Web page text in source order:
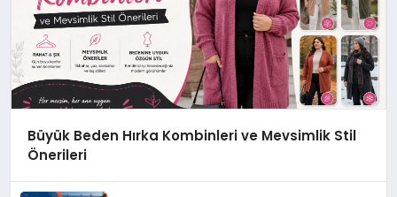
Büyük Beden Hırka Kombinleri ve Mevsimlik Stil
Önerileri